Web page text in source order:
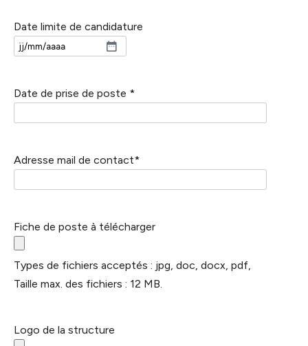
Date limite de candidature
JJ
MM
Date de prise de poste *
Adresse mail de contact*
Fiche de poste à télécharger
Types de fichiers acceptés : jpg, doc, docx, pdf,
Taille max. des fichiers : 12 MB.
Logo de la structure